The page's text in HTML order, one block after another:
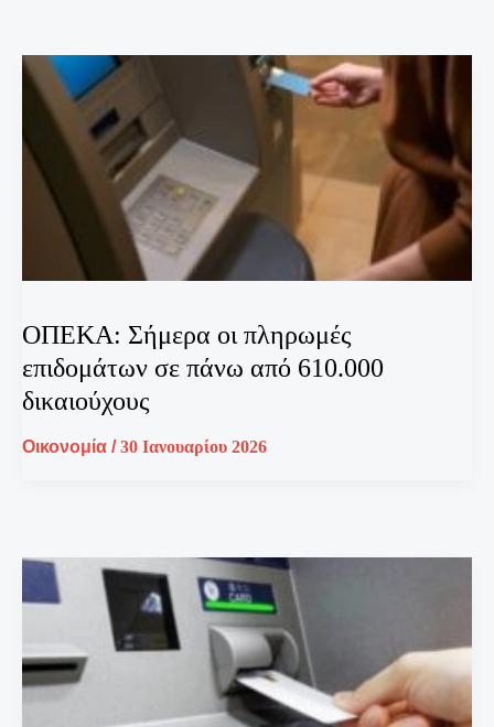
ΟΠΕΚΑ: Σήμερα οι πληρωμές
επιδομάτων σε πάνω από 610.000
δικαιούχους
Οικονομία /30 Ιανουαρίου 2026